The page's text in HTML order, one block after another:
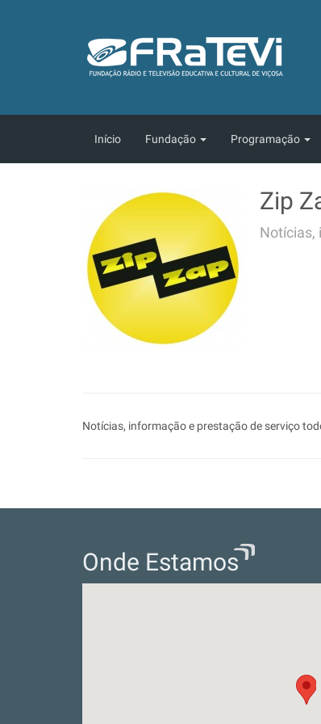
Início Fundação Programação
Zip
Notícias,
Notícias, informação e prestação de serviço
Onde Estamos